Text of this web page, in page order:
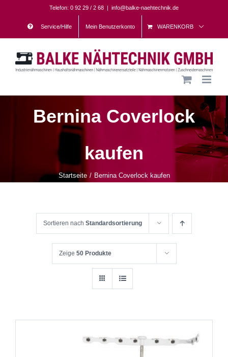
content
Telefon: 0 92 29 / 2 68 | info@balke-naehtechnik.de
Service/Hilfe Mein Benutzerkonto WARENKORB
Bernina Coverlock
kaufen
Startseite Bernina Coverlock kaufen
Sortieren nach Standardsortierung
Zeige 50 Produkte